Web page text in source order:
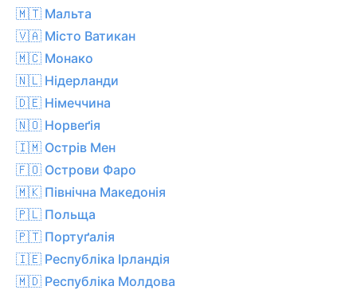
🇲🇹 Мальта
🇻🇦 Місто Ватикан
🇲🇨 Монако
🇳🇱 Нідерланди
🇩🇪 Німеччина
🇳🇴 Норвеґія
🇮🇲 Острів Мен
🇫🇴 Острови Фаро
🇲🇰 Північна Македонія
🇵🇱 Польща
🇵🇹 Портуґалія
🇮🇪 Республіка Ірландія
🇲🇩 Республіка Молдова